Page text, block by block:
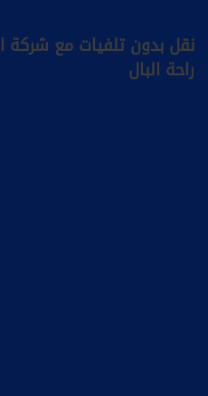
نقل بدون تلفيات مع
راحة البال